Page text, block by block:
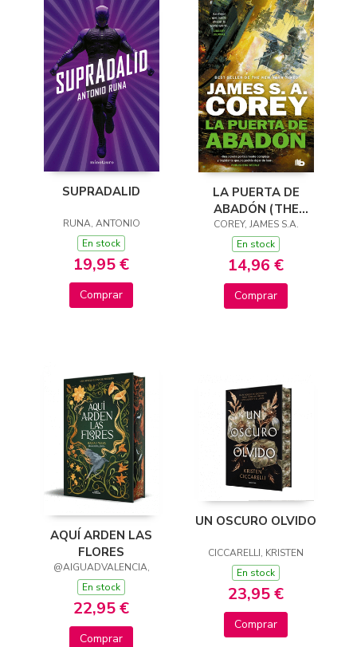
SUPRADALID
RUNA, ANTONIO
En stock
19,95 €
Comprar
LA PUERTA DE
ABADÓN (THE
EXPANSE 3)
COREY, JAMES S.A.
En stock
14,96 €
Comprar
AQUÍ ARDEN LAS
FLORES
@AIGUADVALENCIA,
En stock
22,95 €
Comprar
UN OSCURO OLVIDO
CICCARELLI, KRISTEN
En stock
23,95 €
Comprar